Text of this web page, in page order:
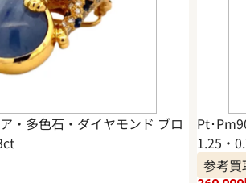
・多色石・ダイヤモンド ブロ
Pt･
1.25・
参考買